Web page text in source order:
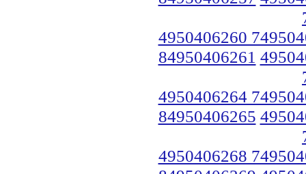
4950406260
84950406261
4950406264
84950406265
4950406268